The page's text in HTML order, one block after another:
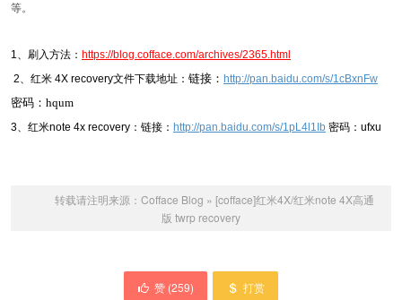
等。
1、刷入方法： https://blog.cofface.com/archives/2365.html
2、红米 4X recovery文件下载地址： 链接： http://pan.baidu.com/s/1cBxnFw
密码：hqum
3、红米note 4x recovery：链接： http://pan.baidu.com/s/1pL4l1Ib 密码：ufxu
转载请注明来源： Cofface Blog » [cofface]红米4X/红米note 4X高通
版 twrp recovery
赞 (259) 打赏